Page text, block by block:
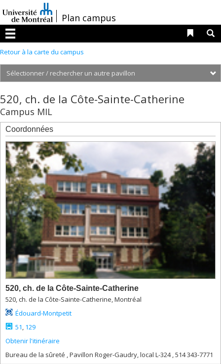
au
contenu
/Plan campus
Menu
Liens
Retour à la carte du campus
2101,
boul.
Édouard-
Montpetit
2350,
boul.
Édouard-
Montpetit,
résidences
2442,
boul.
Édouard-
Montpetit,
résidences
2450,
boul.
Édouard-
Montpetit
(pavillon
Thérèse-
Casgrain),
résidences
2910,
boul.
Montpetit
3032-
boul.
520, ch. de la Côte-Sainte-Catherine
Campus MIL
Coordonnées
520, ch. de la Côte-Sainte-Catherine
520, ch. de la Côte-Sainte-Catherine, Montréal
Édouard-Montpetit
51, 129
Obtenir l'itinéraire
Bureau de la sûreté , Pavillon Roger-Gaudry, local L-324 , 514 343-7771